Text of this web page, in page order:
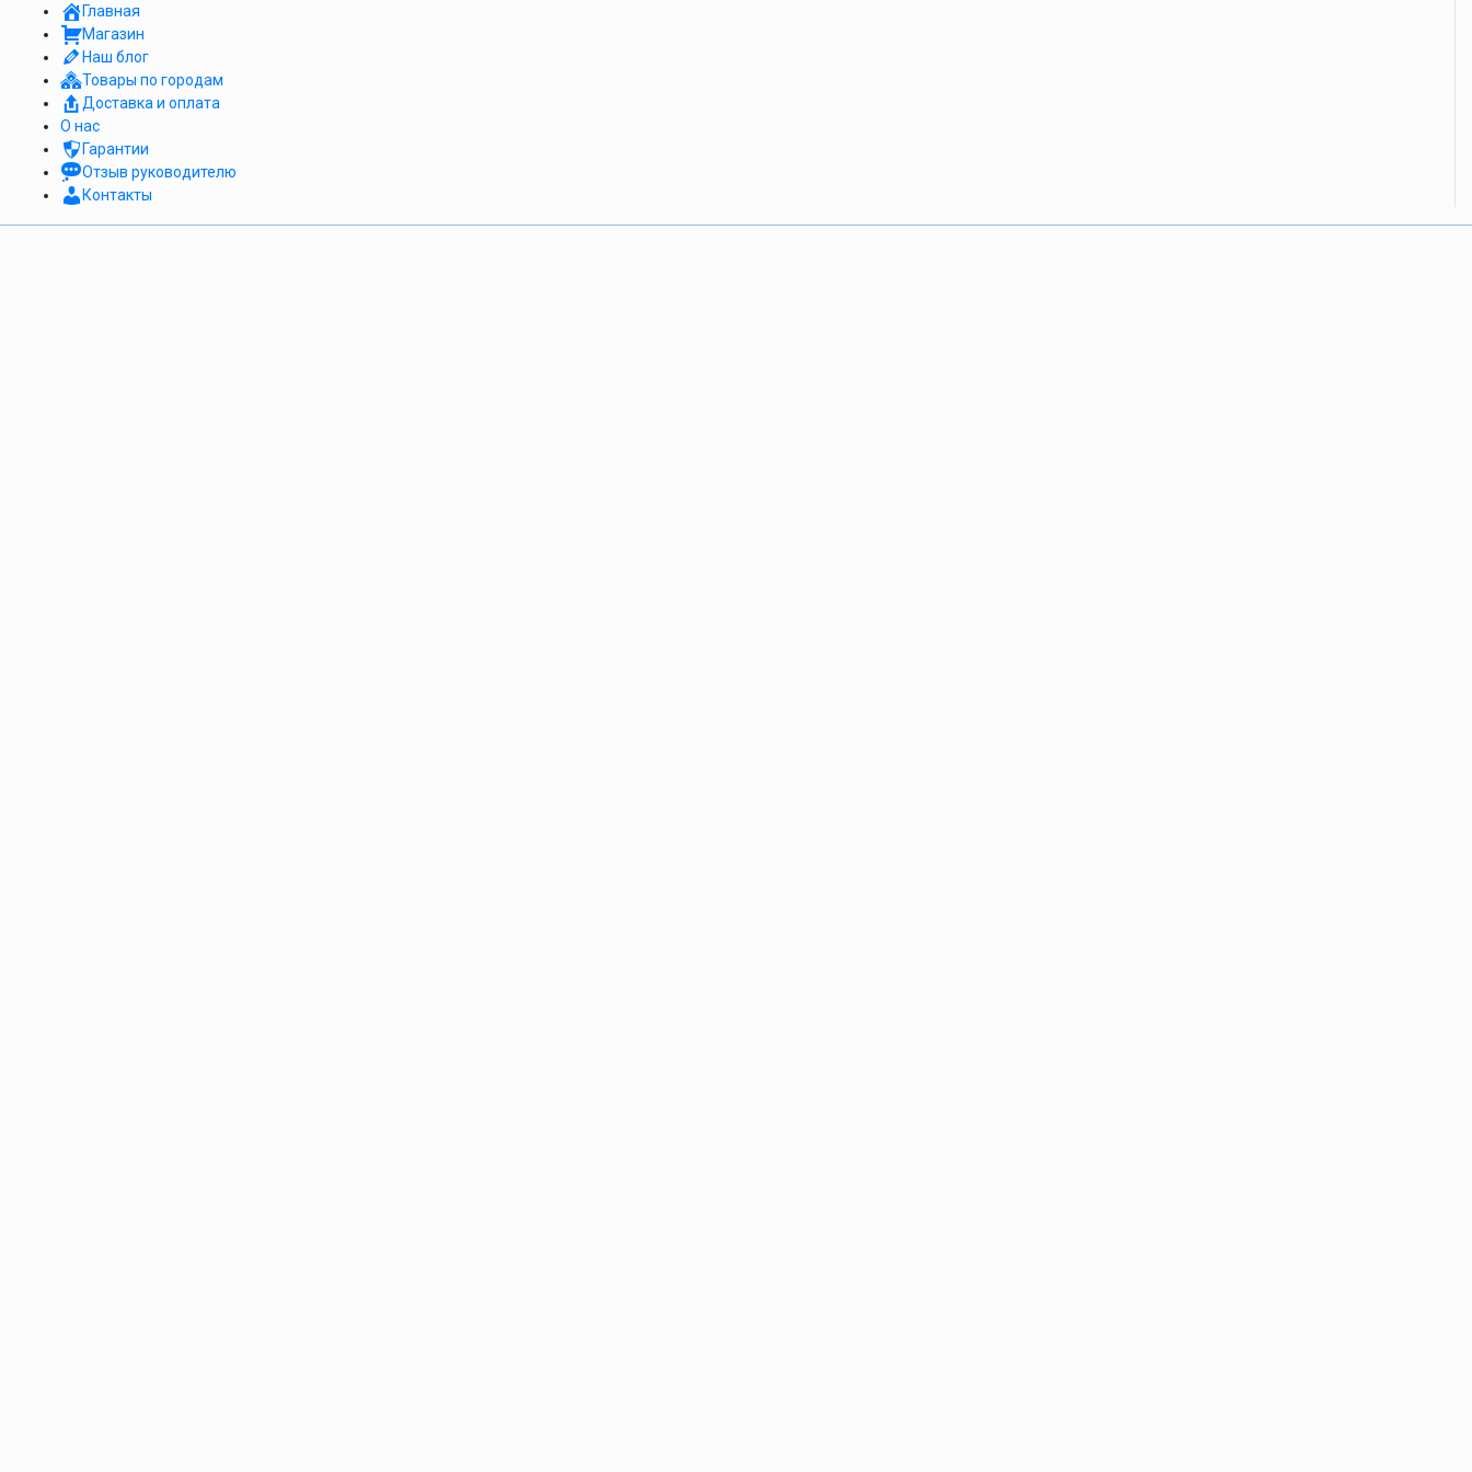
Главная
Магазин
Наш блог
Товары по городам
Доставка и оплата
О нас
Гарантии
Отзыв руководителю
Контакты